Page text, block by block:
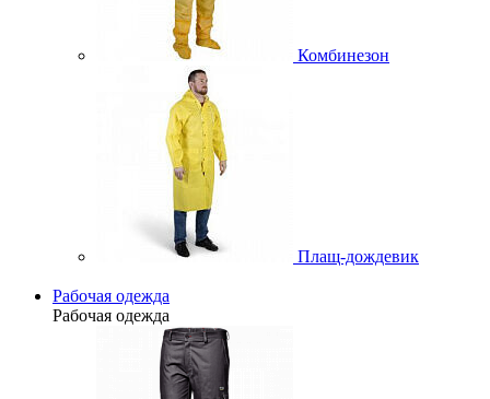
Комбинезон
Плащ-дождевик
Рабочая одежда
Рабочая одежда